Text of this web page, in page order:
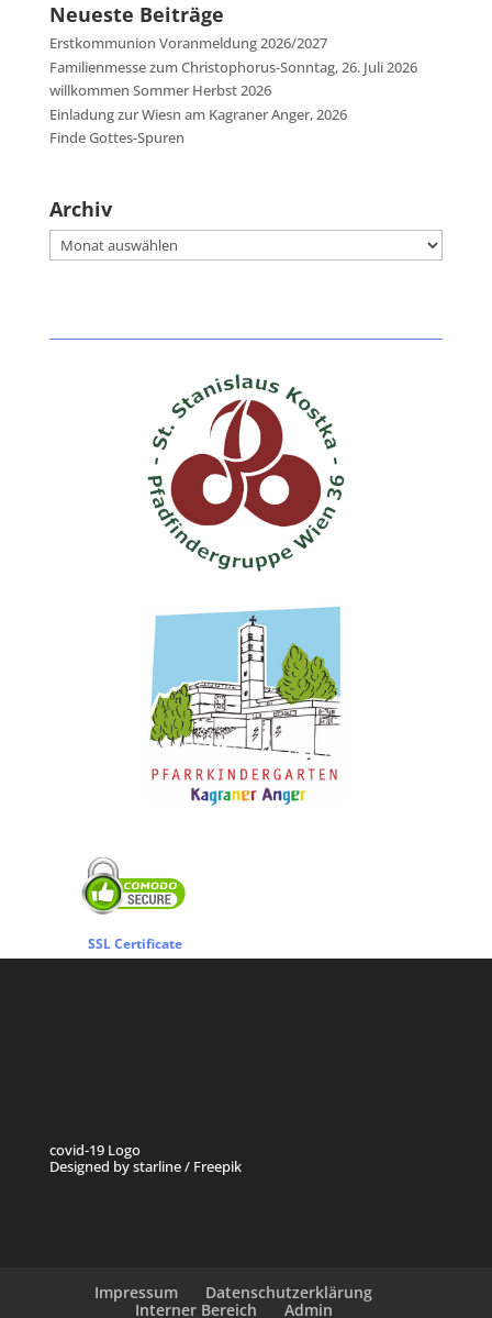
Neueste Beiträge
Erstkommunion Voranmeldung 2026/2027
Familienmesse zum Christophorus-Sonntag, 26. Juli 2026
willkommen Sommer Herbst 2026
Einladung zur Wiesn am Kagraner Anger, 2026
Finde Gottes-Spuren
Archiv
Archiv
SSL Certificate
covid-19 Logo
Designed by starline / Freepik
Impressum
Datenschutzerklärung
Interner Bereich
Admin